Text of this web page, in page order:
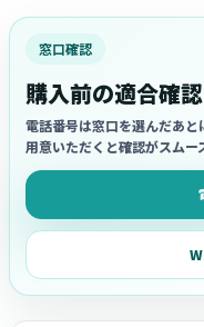
窓口確認
購入前の適合確認
電話番号は窓口を選んだあ
用意いただくと確認がスムー